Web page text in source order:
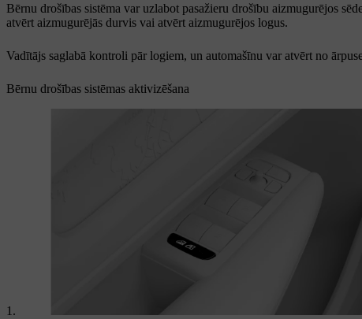
Bērnu drošības sistēma var uzlabot pasažieru drošību aizmugurējos
atvērt aizmugurējās durvis vai atvērt aizmugurējos logus.
Vadītājs saglabā kontroli pār logiem, un automašīnu var atvērt no
Bērnu drošības sistēmas aktivizēšana